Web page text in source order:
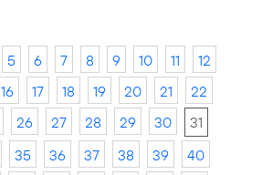
5 6 7 8 9 10 11
12
16 17 18 19 20 21
22
26 27 28 29 30
31
35 36 37 38 39
40